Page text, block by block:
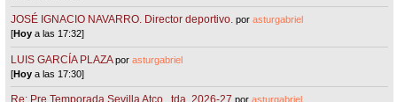
JOSÉ IGNACIO NAVARRO. Director deportivo. porasturgabriel
[Hoy a las 17:32]
LUIS GARCÍA PLAZA porasturgabriel
[Hoy a las 17:30]
porasturgabriel